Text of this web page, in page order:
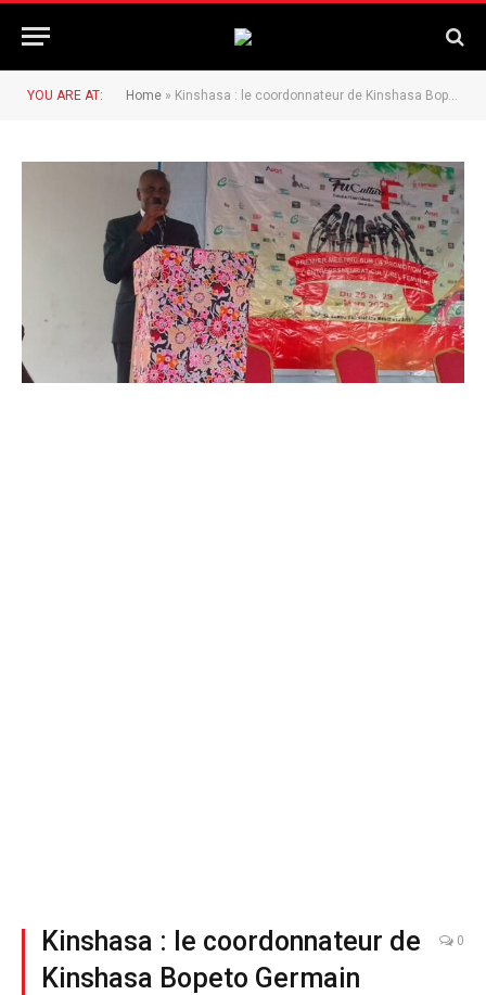
YOU ARE AT: Home » Kinshasa : le coordonnateur de Kinshasa Bopeto Germain Mpundu lance le festival FuCulture F.
Kinshasa : le coordonnateur de
Kinshasa Bopeto Germain
0